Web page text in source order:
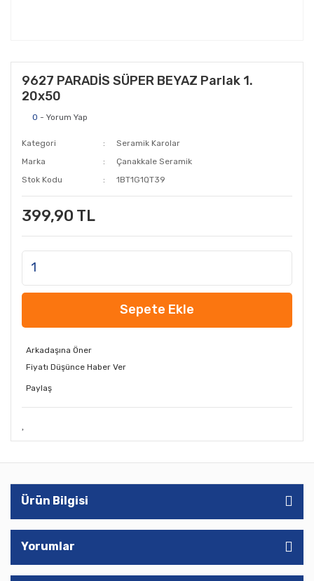
9627 PARADİS SÜPER BEYAZ Parlak 1.
20x50
0 - Yorum Yap
Kategori
Seramik Karolar
Marka
Çanakkale Seramik
Stok Kodu
1BT1G1QT39
399,90 TL
Sepete Ekle
Arkadaşına Öner
Fiyatı Düşünce Haber Ver
Paylaş
Ürün Bilgisi
Yorumlar